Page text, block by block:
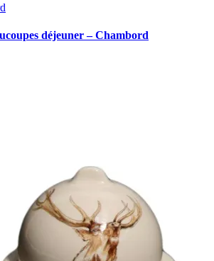
déjeuner – Chambord